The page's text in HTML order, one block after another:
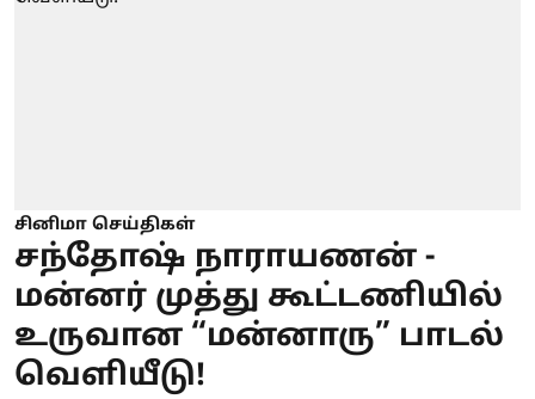
சினிமா செய்திகள்
சந்தோஷ் நாராயணன் -
மன்னர் முத்து கூட்டணியில்
உருவான “மன்னாரு” பாடல்
வெளியீடு!